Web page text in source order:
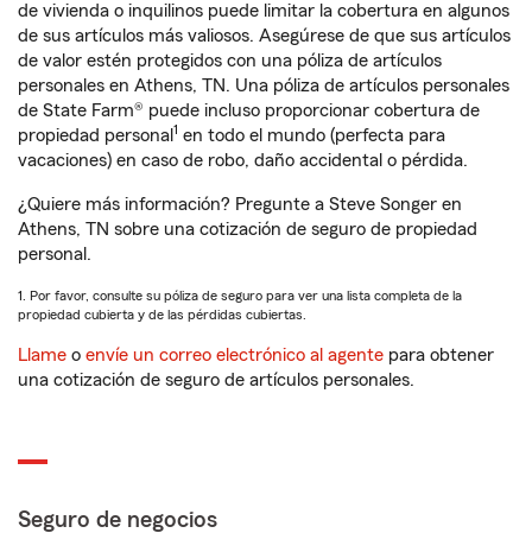
de vivienda o inquilinos puede limitar la cobertura en algunos
de sus artículos más valiosos. Asegúrese de que sus artículos
de valor estén protegidos con una póliza de artículos
personales en Athens, TN. Una póliza de artículos personales
de State Farm® puede incluso proporcionar cobertura de
propiedad personal 1 en todo el mundo (perfecta para
vacaciones) en caso de robo, daño accidental o pérdida.
¿Quiere más información? Pregunte a Steve Songer en
Athens, TN sobre una cotización de seguro de propiedad
personal.
1. Por favor, consulte su póliza de seguro para ver una lista completa de la
propiedad cubierta y de las pérdidas cubiertas.
Llame o envíe un correo electrónico al agente para obtener
una cotización de seguro de artículos personales.
Seguro de negocios